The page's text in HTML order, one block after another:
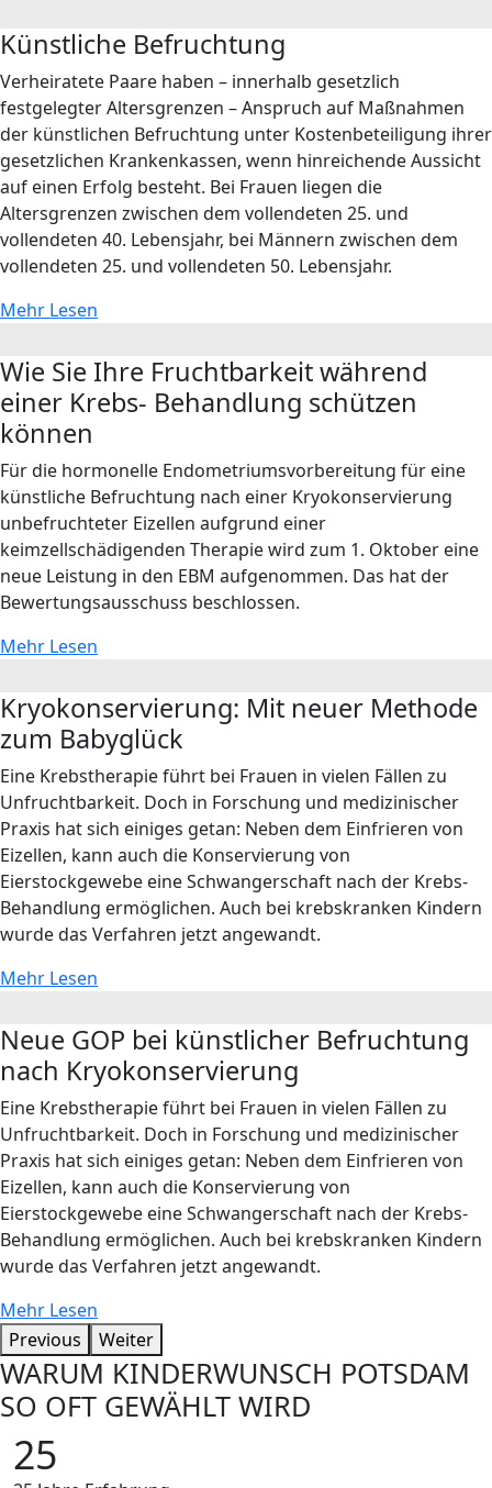
Künstliche Befruchtung
Verheiratete Paare haben – innerhalb gesetzlich
festgelegter Altersgrenzen – Anspruch auf Maßnahmen
der künstlichen Befruchtung unter Kostenbeteiligung ihrer
gesetzlichen Krankenkassen, wenn hinreichende Aussicht
auf einen Erfolg besteht. Bei Frauen liegen die
Altersgrenzen zwischen dem vollendeten 25. und
vollendeten 40. Lebensjahr, bei Männern zwischen dem
vollendeten 25. und vollendeten 50. Lebensjahr.
Mehr Lesen
Wie Sie Ihre Fruchtbarkeit während
einer Krebs- Behandlung schützen
können
Für die hormonelle Endometriumsvorbereitung für eine
künstliche Befruchtung nach einer Kryokonservierung
unbefruchteter Eizellen aufgrund einer
keimzellschädigenden Therapie wird zum 1. Oktober eine
neue Leistung in den EBM aufgenommen. Das hat der
Bewertungsausschuss beschlossen.
Mehr Lesen
Kryokonservierung: Mit neuer Methode
zum Babyglück
Eine Krebstherapie führt bei Frauen in vielen Fällen zu
Unfruchtbarkeit. Doch in Forschung und medizinischer
Praxis hat sich einiges getan: Neben dem Einfrieren von
Eizellen, kann auch die Konservierung von
Eierstockgewebe eine Schwangerschaft nach der Krebs-
Behandlung ermöglichen. Auch bei krebskranken Kindern
wurde das Verfahren jetzt angewandt.
Mehr Lesen
Neue GOP bei künstlicher Befruchtung
nach Kryokonservierung
Eine Krebstherapie führt bei Frauen in vielen Fällen zu
Unfruchtbarkeit. Doch in Forschung und medizinischer
Praxis hat sich einiges getan: Neben dem Einfrieren von
Eizellen, kann auch die Konservierung von
Eierstockgewebe eine Schwangerschaft nach der Krebs-
Behandlung ermöglichen. Auch bei krebskranken Kindern
wurde das Verfahren jetzt angewandt.
Mehr Lesen
Previous
Weiter
WARUM KINDERWUNSCH POTSDAM
SO OFT GEWÄHLT WIRD
25